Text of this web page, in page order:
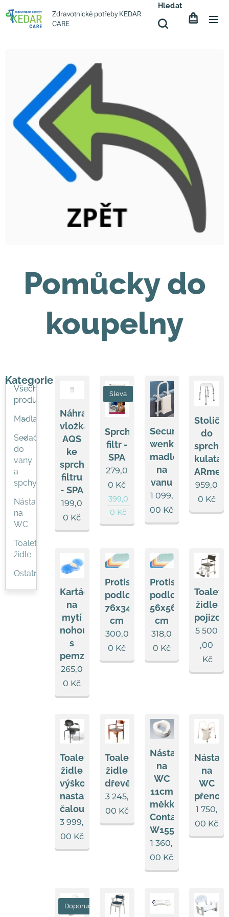
Zdravotnické potřeby KEDAR
CARE
Hledat
Pomůcky do
koupelny
Kategorie
Všechny
produkty
Madla
Sedačky
do
vany
a
spchy
Nástavce
na
WC
Toaletní
židle
Ostatní
Náhradní
vložka
AQS
ke
sprchovému
filtru
- SPA
199,0
0 Kč
Sprchový
filtr -
SPA
Sleva
279,0
0 Kč
399,0
0 Kč
Secura
wenko
madlo
na
vanu
1 099,
00 Kč
do
sprchy
kulatá
959,0
0 Kč
Kartáč
na
mytí
nohou
s
pemzou
265,0
0 Kč
Protiskluzová
podložka
76x34
cm
300,0
0 Kč
Protiskluzová
podložka
56x56
cm
318,0
0 Kč
židle
5 500
,00
Kč
Toaletní
židle
výškově
nastavitelná,
čalouněná
3 999,
00 Kč
Toaletní
židle
dřevěná
3 245,
00 Kč
Nástavec
na
WC
11cm
měkký
Contact
W1550
1 360,
00 Kč
na
WC
1 750,
00 Kč
Doporučujeme